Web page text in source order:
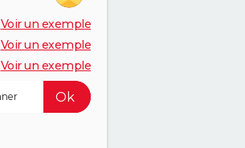
Voir un exemple
Voir un exemple
Voir un exemple